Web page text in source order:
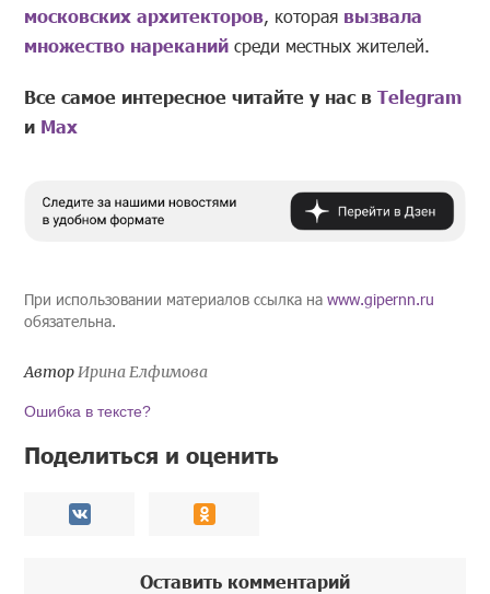
московских архитекторов, которая вызвала
множество нареканий среди местных жителей.
Все самое интересное читайте у нас вTelegram
и Mах
При использовании материалов ссылка наwww.gipernn.ru
обязательна.
АвторИрина Елфимова
Ошибка в тексте?
Поделиться и оценить
Оставить комментарий